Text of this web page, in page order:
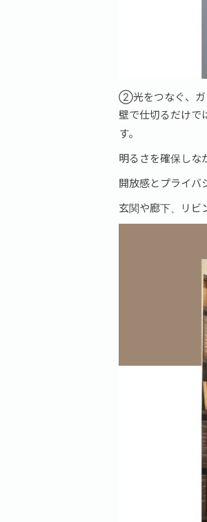
②光をつなぐ、ガ
壁で仕切るだけで
す。
明るさを確保しな
開放感とプライバ
玄関や廊下、リビ